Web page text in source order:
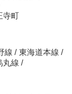
寺町
線 / 東海道本線 /
丸線 /